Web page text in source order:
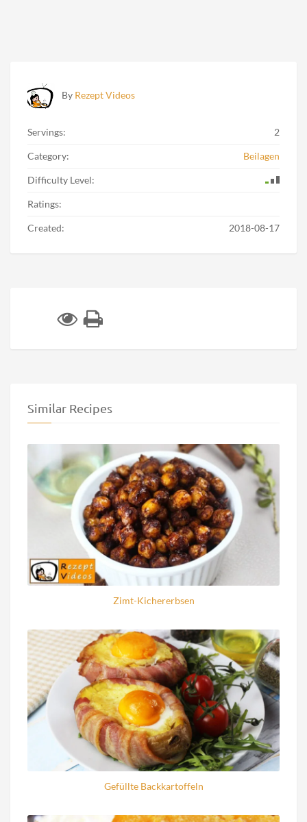
By Rezept Videos
Servings: 2
Category: Beilagen
Difficulty Level:
Ratings:
Created: 2018-08-17
Similar Recipes
Zimt-Kichererbsen
Gefüllte Backkartoffeln